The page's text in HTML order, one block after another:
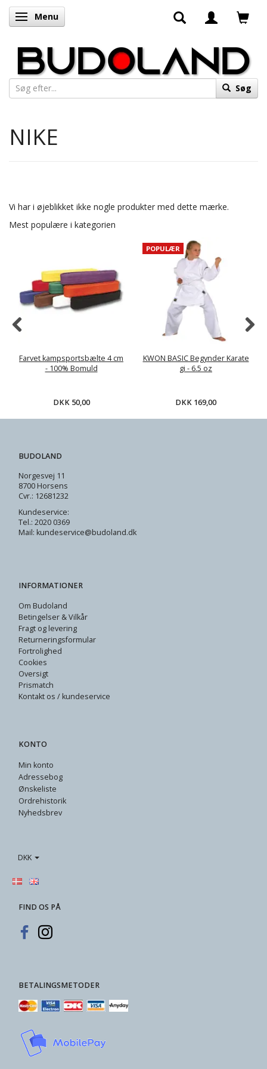
Skifte navigation
Menu
Søg
NIKE
Vi har i øjeblikket ikke nogle produkter med dette mærke.
Mest populære i kategorien
Farvet kampsportsbælte 4 cm
- 100% Bomuld
DKK 50,00
POPULÆR
KWON BASIC Begynder Karate
gi - 6.5 oz
DKK 169,00
BUDOLAND
Norgesvej 11
8700 Horsens
Cvr.: 12681232
Kundeservice:
Tel.: 2020 0369
Mail: kundeservice@budoland.dk
INFORMATIONER
Om Budoland
Betingelser & Vilkår
Fragt og levering
Returneringsformular
Fortrolighed
Cookies
Oversigt
Prismatch
Kontakt os / kundeservice
KONTO
Min konto
Adressebog
Ønskeliste
Ordrehistorik
Nyhedsbrev
DKK
FIND OS PÅ
BETALINGSMETODER